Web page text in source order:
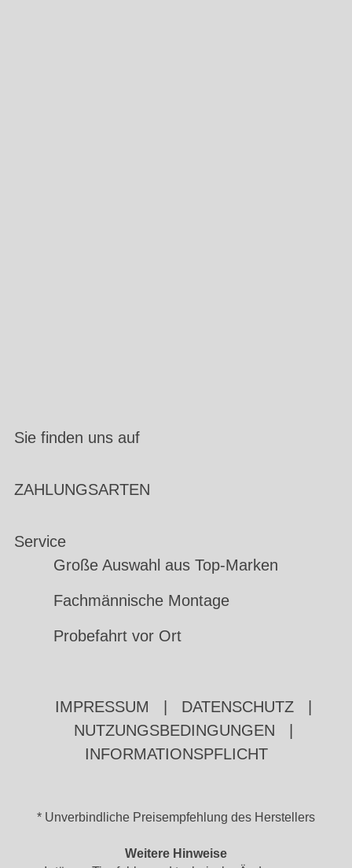
Sie finden uns auf
ZAHLUNGSARTEN
Service
Große Auswahl aus Top-Marken
Fachmännische Montage
Probefahrt vor Ort
IMPRESSUM DATENSCHUTZ
NUTZUNGSBEDINGUNGEN
INFORMATIONSPFLICHT
* Unverbindliche Preisempfehlung des Herstellers
Weitere Hinweise